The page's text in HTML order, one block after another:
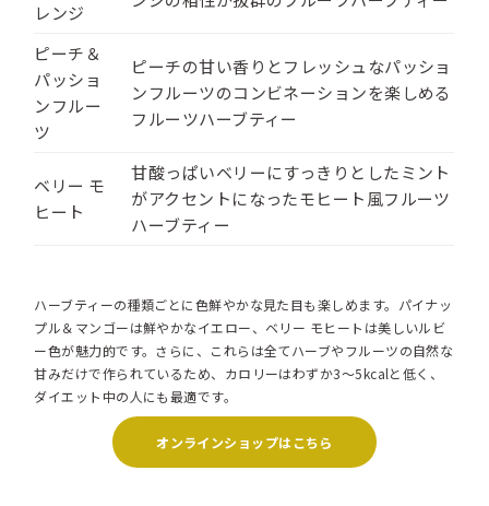
レンジ
ピーチ＆
パッショ
ンフルー
ツ
ピーチの甘い香りとフレッシュなパッショ
ンフルーツのコンビネーションを楽しめる
フルーツハーブティー
ベリー モ
ヒート
甘酸っぱいベリーにすっきりとしたミント
がアクセントになったモヒート風フルーツ
ハーブティー
ハーブティーの種類ごとに色鮮やかな見た目も楽しめます。パイナッ
プル＆マンゴーは鮮やかなイエロー、ベリー モヒートは美しいルビ
ー色が魅力的です。さらに、これらは全てハーブやフルーツの自然な
甘みだけで作られているため、カロリーはわずか3〜5kcalと低く、
ダイエット中の人にも最適です。
オンラインショップはこちら